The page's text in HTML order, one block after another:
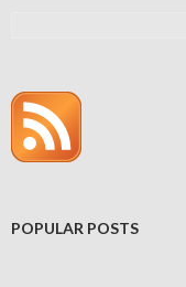
POPULAR POSTS